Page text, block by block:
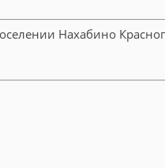
Нахабино